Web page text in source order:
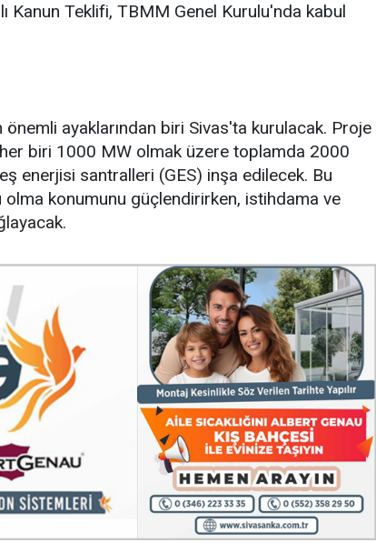
Kanun Teklifi, TBMM Genel Kurulu'nda kabul
ayaklarından biri Sivas'ta kurulacak. Proje
biri 1000 MW olmak üzere toplamda 2000
enerjisi santralleri (GES) inşa edilecek. Bu
olma konumunu güçlendirirken, istihdama ve